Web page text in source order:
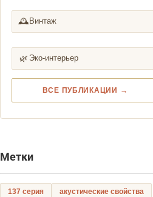
🕰️ Винтаж
🌿 Эко-интерьер
ВСЕ ПУБЛИКАЦИИ →
Метки
137 серия
акустические свойства